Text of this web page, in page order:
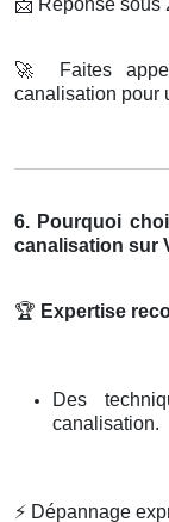
📩 Réponse sous
🚀
Faites
canalisation pour
6. Pourquoi
canalisation sur
🏆 Expertise
Des
canalisation.
⚡ Dépannage